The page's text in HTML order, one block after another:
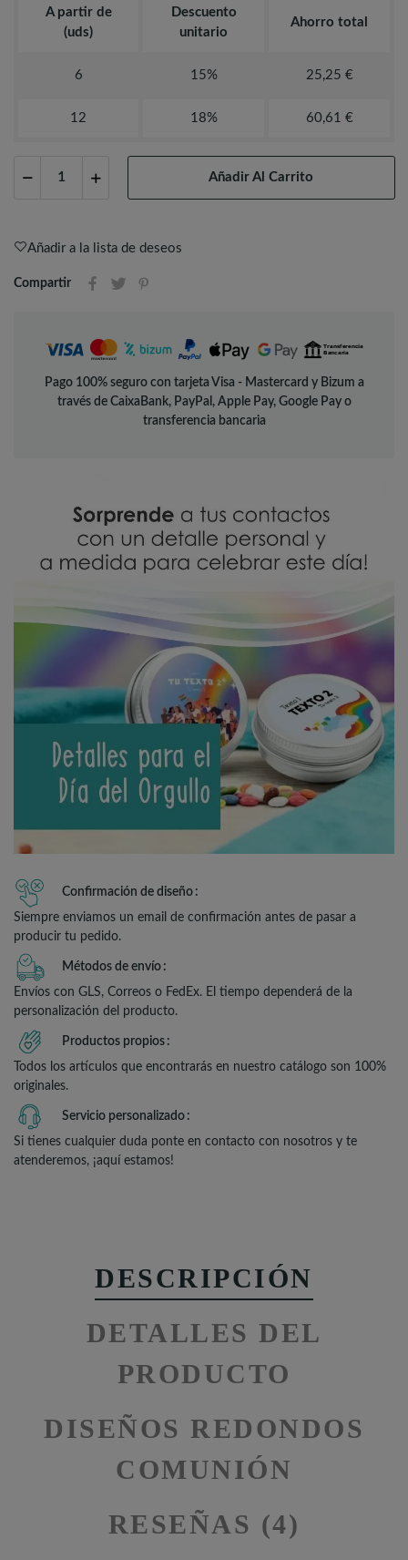
A partir de
(uds)
Descuento
unitario
Ahorro total
6 15% 25,25 €
12 18% 60,61 €
Añadir Al Carrito
Añadir a la lista de deseos
Compartir
Pago 100% seguro con tarjeta Visa - Mastercard y Bizum a
través de CaixaBank, PayPal, Apple Pay, Google Pay o
transferencia bancaria
Confirmación de diseño
Siempre enviamos un email de confirmación antes de pasar a
producir tu pedido.
Métodos de envío
Envíos con GLS, Correos o FedEx. El tiempo dependerá de la
personalización del producto.
Productos propios
Todos los artículos que encontrarás en nuestro catálogo son 100%
originales.
Servicio personalizado
Si tienes cualquier duda ponte en contacto con nosotros y te
atenderemos, ¡aquí estamos!
DESCRIPCIÓN
DETALLES DEL
PRODUCTO
DISEÑOS REDONDOS
COMUNIÓN
RESEÑAS (4)